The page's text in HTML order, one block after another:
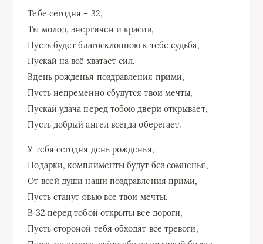
Тебе сегодня – 32,
Ты молод, энергичен и красив,
Пусть будет благосклонною к тебе судьба,
Пускай на всё хватает сил.
Вдень рожденья поздравления прими,
Пусть непременно сбудутся твои мечты,
Пускай удача перед тобою двери открывает,
Пусть добрый ангел всегда оберегает.
У тебя сегодня день рожденья,
Подарки, комплименты будут без сомненья,
От всей души наши поздравления прими,
Пусть станут явью все твои мечты.
В 32 перед тобой открыты все дороги,
Пусть стороной тебя обходят все тревоги,